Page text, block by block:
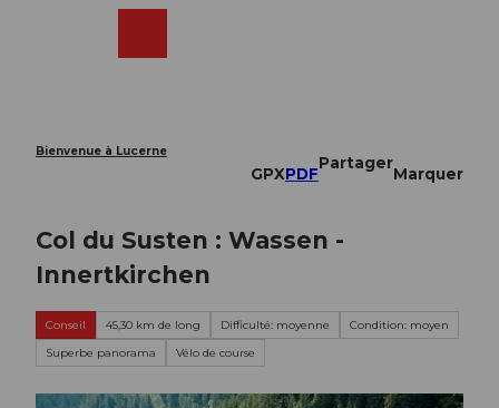
Bienvenue à Lucerne
GPXPDF
Partager
Marquer
Col du Susten : Wassen -
Innertkirchen
Conseil 45,30 km de long Difficulté: moyenne
Condition: moyen
Superbe panorama
Vélo de course